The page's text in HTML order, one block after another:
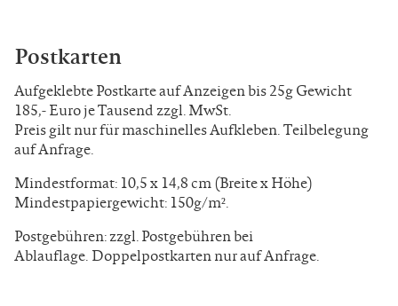
Postkarten
Aufgeklebte Postkarte auf Anzeigen bis 25g Gewicht
185,- Euro je Tausend zzgl. MwSt.
Preis gilt nur für maschinelles Aufkleben. Teilbelegung
auf Anfrage.
Mindestformat: 10,5 x 14,8 cm (Breite x Höhe)
Mindestpapiergewicht: 150g/m².
Postgebühren: zzgl. Postgebühren bei
Ablauflage. Doppelpostkarten nur auf Anfrage.